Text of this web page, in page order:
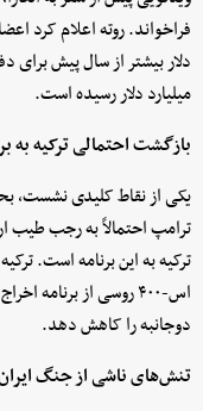
میلیارد دلار رسیده است.
بازگشت احتمالی ترکیه به
ترامپ احتمالاً به رجب طیب
اس-۴۰۰ روسی از
دوجانبه را کاهش دهد.
تنش‌های ناشی از جنگ